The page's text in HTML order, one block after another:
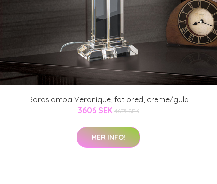
Bordslampa Veronique, fot bred, creme/guld
3606 SEK 4675 SEK
MER INFO!